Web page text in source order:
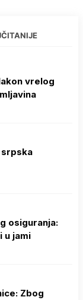
vrelog
srpska
osiguranja:
u jami
Zbog